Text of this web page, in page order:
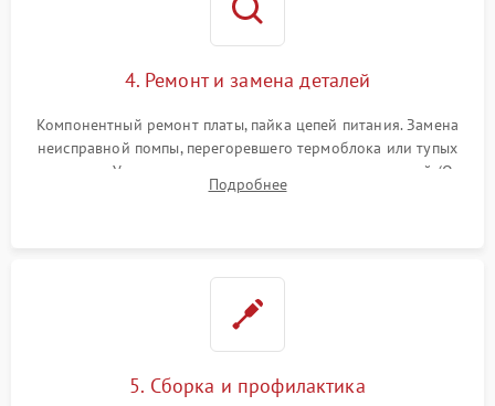
4. Ремонт и замена деталей
Компонентный ремонт платы, пайка цепей питания. Замена
неисправной помпы, перегоревшего термоблока или тупых
жерновов. Установка новых силиконовых уплотнителей (O-
ring) и тефлоновых трубок для надежного устранения
Подробнее
5. Сборка и профилактика